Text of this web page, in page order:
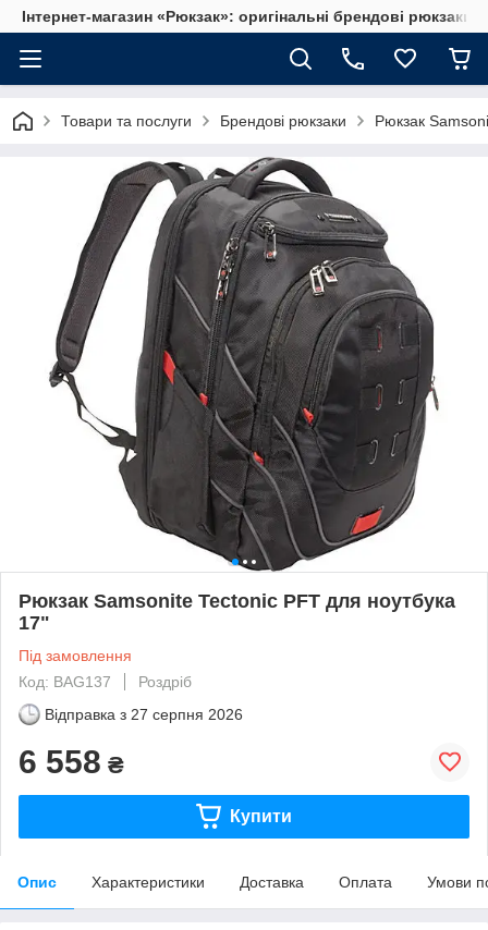
Інтернет-магазин «Рюкзак»: оригінальні брендові рюкзаки
Товари та послуги Брендові рюкзаки Рюкзак
Рюкзак Samsonite Tectonic PFT для ноутбука
17"
Під замовлення
Код: BAG137
Роздріб
Відправка з 27 серпня 2026
6 558 ₴
Купити
Опис Характеристики Доставка Оплата Умови